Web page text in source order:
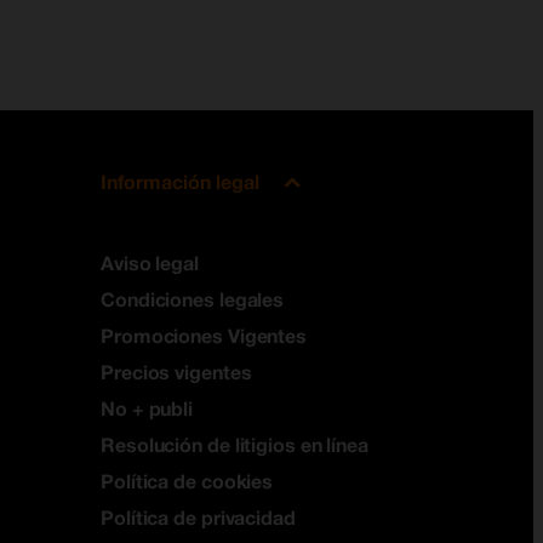
Información legal
Aviso legal
Condiciones legales
Promociones Vigentes
Precios vigentes
No + publi
Resolución de litigios en línea
Política de cookies
Política de privacidad